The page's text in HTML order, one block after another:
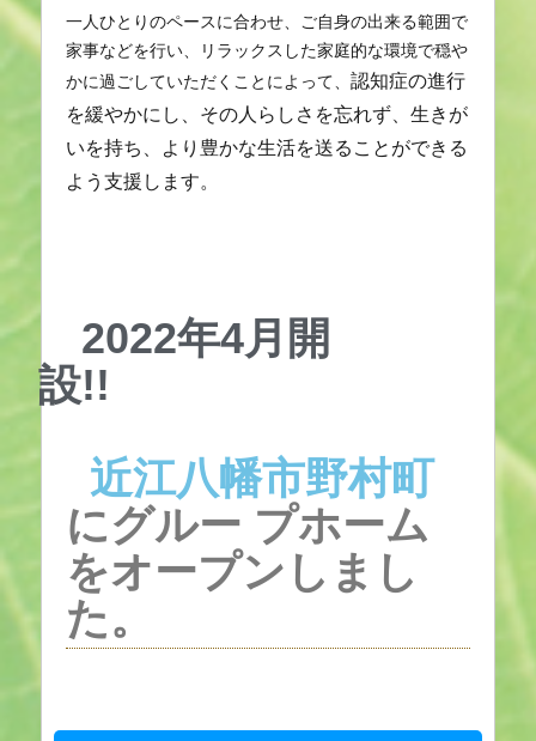
一人ひとりのペースに合わせ、ご自身の出来る範囲で
家事などを行い、リラックスした家庭的な環境で穏や
かに過ごしていただくことによって、認知症の進行
を緩やかにし、その人らしさを忘れず、生きが
いを持ち、より豊かな生活を送ることができる
よう支援します。
2022年4月開
設!!
近江八幡市野村町
にグルー プホーム
をオープンしまし
た。